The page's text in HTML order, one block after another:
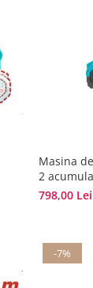
Masina
2
798,00 Lei
-7%